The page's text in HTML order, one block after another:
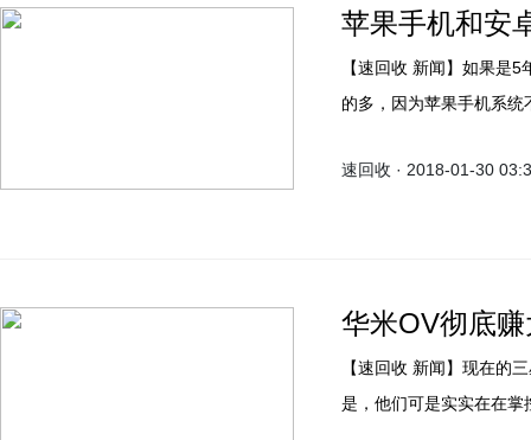
苹果手机和安
【速回收 新闻】如果是5年前，大家可能都会感觉苹果手机的系统要比安装系统好
的多，因为苹果手机系
体使用起来，苹果手机
速回收 · 2018-01-30
华米OV彻底
【速回收 新闻】现在的三星在手机行业的影响力，那是非常的大，跟苹果不同的
是，他们可是实实在在